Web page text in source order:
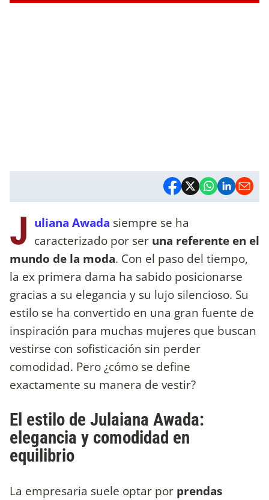
J uliana Awada siempre se ha
caracterizado por ser una referente en el
mundo de la moda. Con el paso del tiempo,
la ex primera dama ha sabido posicionarse
gracias a su elegancia y su lujo silencioso. Su
estilo se ha convertido en una gran fuente de
inspiración para muchas mujeres que buscan
vestirse con sofisticación sin perder
comodidad. Pero ¿cómo se define
exactamente su manera de vestir?
El estilo de Julaiana Awada:
elegancia y comodidad en
equilibrio
La empresaria suele optar por prendas